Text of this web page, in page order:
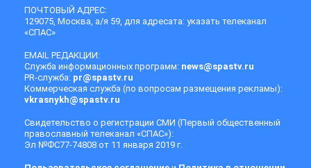
ПОЧТОВЫЙ АДРЕС:
129075, Москва, а/я 59, для адресата: указать телеканал
«СПАС»
EMAIL РЕДАКЦИИ:
Служба информационных программ: news@spastv.ru
PR-служба: pr@spastv.ru
Коммерческая служба (по вопросам размещения рекламы):
vkrasnykh@spastv.ru
Свидетельство о регистрации СМИ (Первый общественный
православный телеканал «СПАС»):
Эл №ФС77-74808 от 11 января 2019 г.